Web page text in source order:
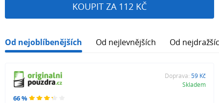
KOUPIT ZA 112 KČ
Od nejoblíbenějších Od nejlevnějších Od
66 %
Doprava: 59 Kč
Skladem